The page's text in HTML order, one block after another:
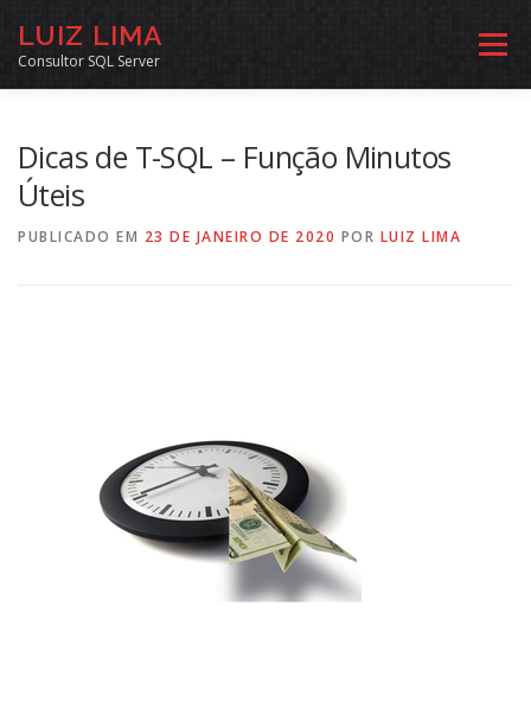
LUIZ LIMA
Consultor SQL Server
Menu
Dicas de T-SQL – Função Minutos
Úteis
PUBLICADO EM 23 DE JANEIRO DE 2020 POR LUIZ LIMA